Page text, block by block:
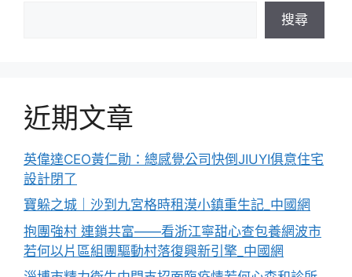
搜尋
近期文章
英偉達CEO黃仁勛：總感覺公司快倒JIUYI俱意住宅
設計閉了
寶躲之城｜沙到九宮格時租漠小鎮重生記_中國網
抱團強村 連鎖共富——看浙江寧甜心查包養網波市
若何以片區組團驅動村落復興新引擎_中國網